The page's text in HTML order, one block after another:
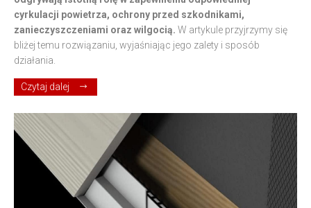
cyrkulacji powietrza, ochrony przed szkodnikami,
zanieczyszczeniami oraz wilgocią. W artykule przyjrzymy się
bliżej temu rozwiązaniu, wyjaśniając jego zalety i sposób
działania.
Czytaj dalej